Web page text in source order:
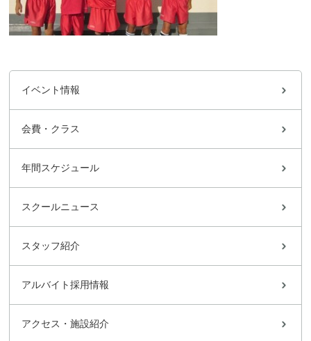
イベント情報
会費・クラス
年間スケジュール
スクールニュース
スタッフ紹介
アルバイト採用情報
アクセス・施設紹介